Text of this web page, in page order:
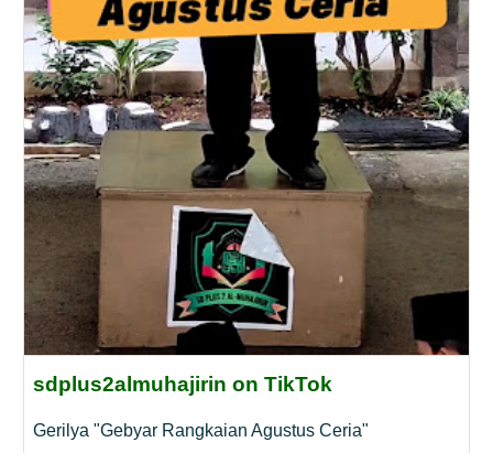
sdplus2almuhajirin on TikTok
Gerilya "Gebyar Rangkaian Agustus Ceria"